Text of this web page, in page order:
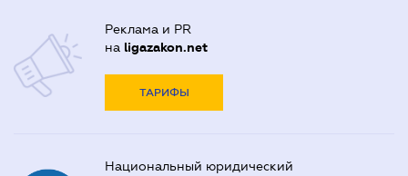
Реклама и PR
на ligazakon.net
ТАРИФЫ
Национальный юридический